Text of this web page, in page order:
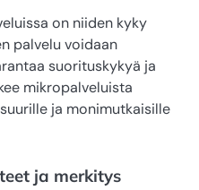
on niiden kyky
palvelu voidaan
suorituskykyä ja
mikropalveluista
ja monimutkaisille
ja merkitys